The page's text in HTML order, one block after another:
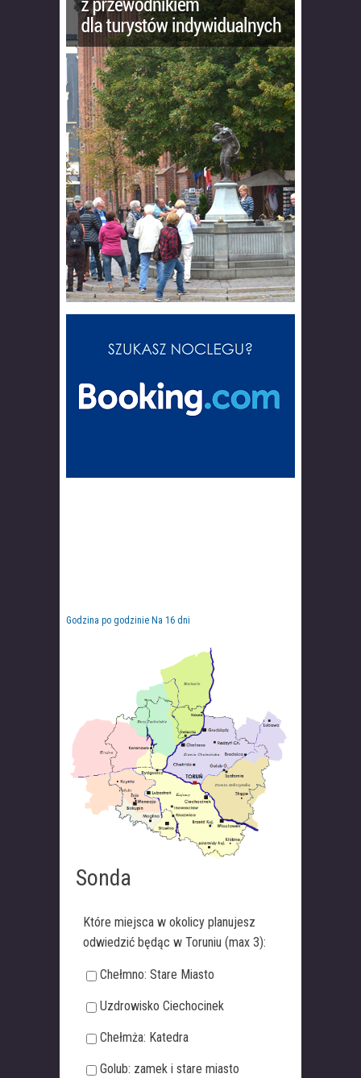
Godzina po godzinie Na 16 dni
Sonda
Które miejsca w okolicy planujesz
odwiedzić będąc w Toruniu (max 3):
Chełmno: Stare Miasto
Uzdrowisko Ciechocinek
Chełmża: Katedra
Golub: zamek i stare miasto